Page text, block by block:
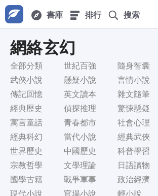
書庫 排行 搜索
網絡玄幻
全部分類 世紀百強 隨身智囊
武俠小說
懸疑小說 言情小說
傳記回憶
英文讀本 雜文隨筆
經典歷史
偵探推理 驚悚懸疑
寓言童話
青春都市 社會心理
經典科幻
當代小說 經典武俠
世界歷史
中國歷史 科普學習
宗教哲學
文學理論 日語讀物
國學古籍
戰爭軍事 政治經濟
現代小說
官場小說 輕小說